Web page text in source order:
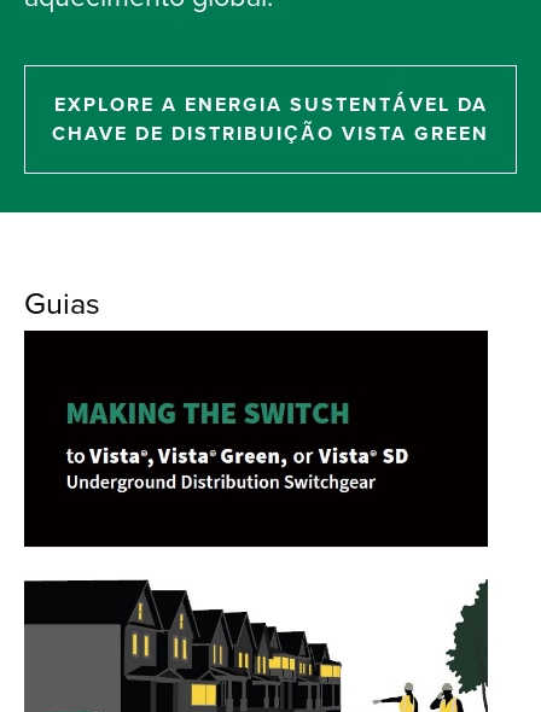
EXPLORE A ENERGIA SUSTENTÁVEL DA
CHAVE DE DISTRIBUIÇÃO VISTA GREEN
Guias